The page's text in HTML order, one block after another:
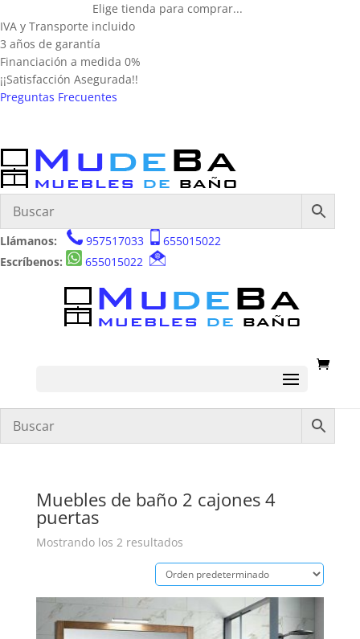
Elige tienda para comprar...
IVA y Transporte incluido
3 años de garantía
Financiación a medida 0%
¡¡Satisfacción Asegurada!!
Preguntas Frecuentes
Llámanos: 957517033
655015022
Escríbenos:
655015022
Muebles de baño 2 cajones 4
puertas
Mostrando los 2 resultados